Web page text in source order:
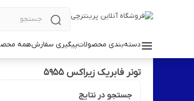
دسته‌بندی محصولاتپیگیری سفارشهمه
تونر فابریک زیراکس 5955
جستجو در نتایج